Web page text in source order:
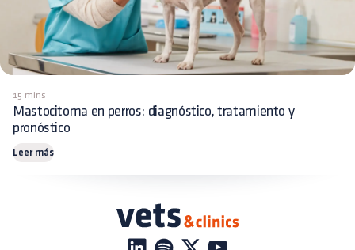
15 mins
Mastocitoma en perros: diagnóstico, tratamiento y
pronóstico
Leer más